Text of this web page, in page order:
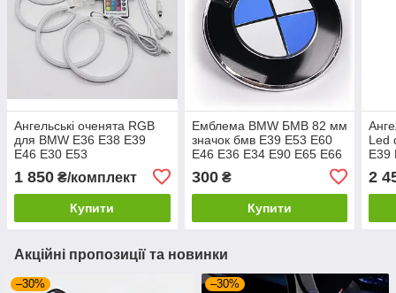
Ангельські оченята RGB
для BMW E36 E38 E39
E46 E30 E53
1 850 ₴/комплект
Купити
Емблема BMW БМВ 82 мм
значок бмв E39 E53 E60
E46 E36 E34 E90 E65 E66
багажник
300₴
Купити
Led
E39
2
Акційні пропозиції та новинки
–30% –30%